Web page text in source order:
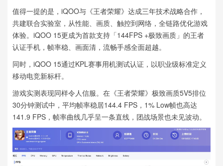
值得一提的是，iQOO与《王者荣耀》达成三年技术战略合作，
共建联合实验室，从性能、画质、触控到网络，全链路优化游戏
体验。iQOO 15更成为首款支持「144FPS +极致画质」的王者
认证手机，帧率稳、画面清，流畅手感全面超越。
同时，iQOO 15通过KPL赛事用机测试认证，以职业级标准定义
移动电竞新标杆。
游戏实测表现同样令人信服。在《王者荣耀》极致画质5V5排位
30分钟测试中，平均帧率稳居144.4 FPS，1% Low帧也高达
141.9 FPS，帧率曲线几乎呈一条直线，团战场景也未见波动。